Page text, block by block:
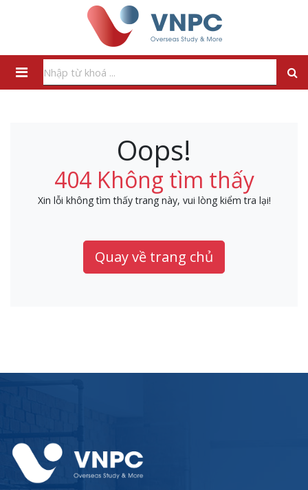
Oops!
404 Không tìm thấy
Xin lỗi không tìm thấy trang này, vui lòng kiểm tra lại!
Quay về trang chủ